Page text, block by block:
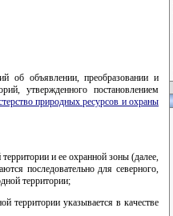
об объявлении, преобразовании и
утвержденного постановлением
природных ресурсов и охраны
и ее охранной зоны (далее,
последовательно для северного,
территории;
территории указывается в качестве